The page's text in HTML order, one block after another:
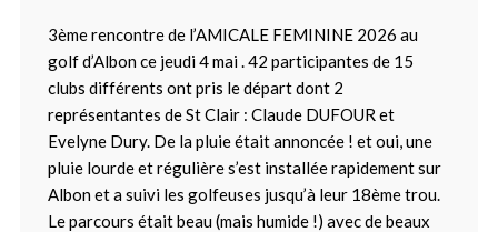
3ème rencontre de l’AMICALE FEMININE 2026 au
golf d’Albon ce jeudi 4 mai . 42 participantes de 15
clubs différents ont pris le départ dont 2
représentantes de St Clair : Claude DUFOUR et
Evelyne Dury. De la pluie était annoncée ! et oui, une
pluie lourde et régulière s’est installée rapidement sur
Albon et a suivi les golfeuses jusqu’à leur 18ème trou.
Le parcours était beau (mais humide !) avec de beaux